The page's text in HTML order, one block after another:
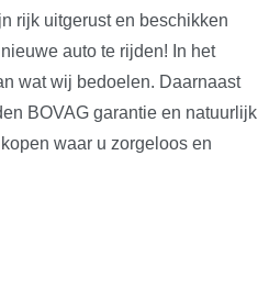
rijk uitgerust en beschikken
auto te rijden! In het
wat wij bedoelen. Daarnaast
BOVAG garantie en natuurlijk
waar u zorgeloos en